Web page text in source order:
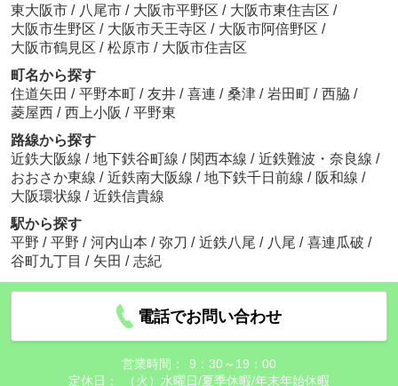
東大阪市 / 八尾市 / 大阪市平野区 / 大阪市東住吉区 /
大阪市生野区 / 大阪市天王寺区 / 大阪市阿倍野区 /
大阪市鶴見区 / 松原市 / 大阪市住吉区
町名から探す
住道矢田 / 平野本町 / 友井 / 喜連 / 桑津 / 岩田町 / 西脇 /
菱屋西 / 西上小阪 / 平野東
路線から探す
近鉄大阪線 / 地下鉄谷町線 / 関西本線 / 近鉄難波・奈良線 /
おおさか東線 / 近鉄南大阪線 / 地下鉄千日前線 / 阪和線 /
大阪環状線 / 近鉄信貴線
駅から探す
平野 / 平野 / 河内山本 / 弥刀 / 近鉄八尾 / 八尾 / 喜連瓜破 /
谷町九丁目 / 矢田 / 志紀
電話でお問い合わせ
営業時間：
9：30～19：00
定休日：
（火）水曜日/夏季休暇/年末年始休暇